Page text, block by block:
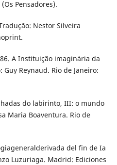
Pensadores).
Tradução: Nestor Silveira
A Instituição imaginária da
Reynaud. Rio de Janeiro:
do labirinto, III: o mundo
Maria Boaventura. Rio de
del fin de Ia
Luzuriaga. Madrid: Ediciones